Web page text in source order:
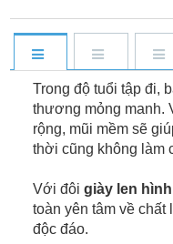
Trong độ tuổi tập đi,
thương mỏng manh.
rộng, mũi mềm sẽ
thời cũng không làm
Với đôigiày len
toàn yên tâm về
độc đáo.